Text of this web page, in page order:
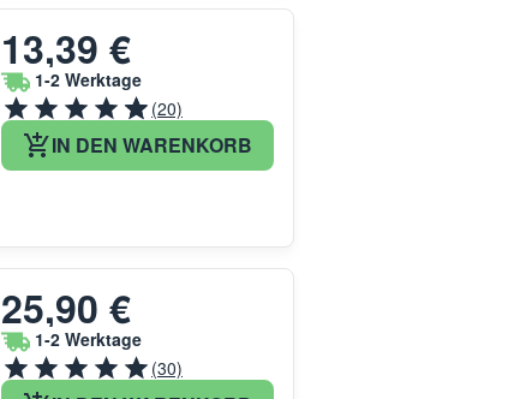
13,39 €
1-2 Werktage
(20)
IN DEN WARENKORB
25,90 €
1-2 Werktage
(30)